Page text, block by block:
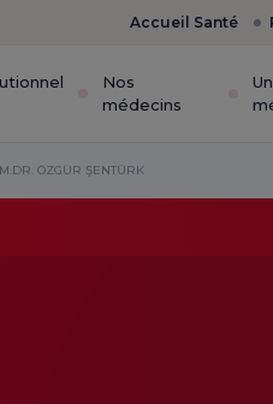
Accueil Santé
Nos
médecins
ÖZGÜR ŞENTÜRK